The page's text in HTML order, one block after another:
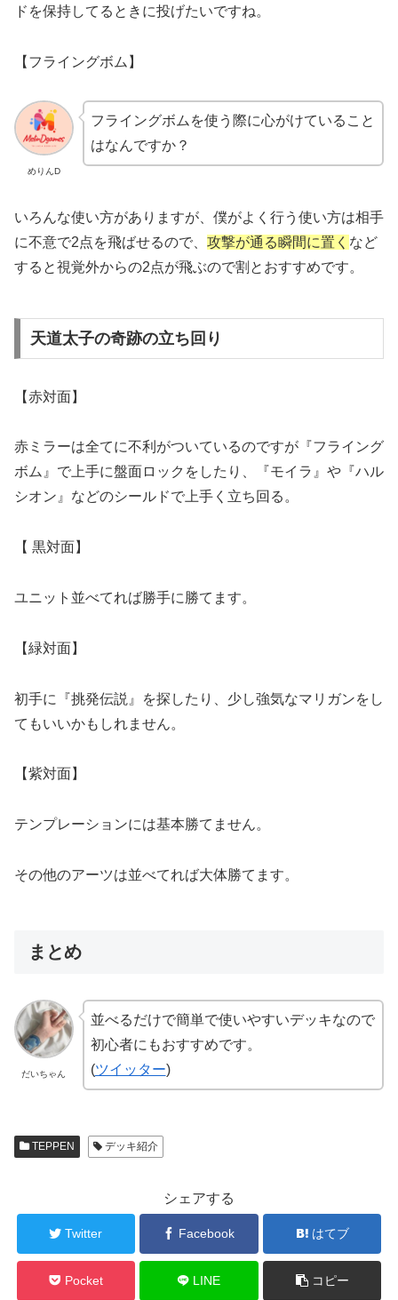
ドを保持してるときに投げたいですね。
【 フライングボム】
めりんD
フライングボム を使う際に心がけていること
はなんですか？
いろんな使い方がありますが、僕がよく行う使い方は相手
に不意で2点を飛ばせるので、 攻撃が通る瞬間に置く など
すると視覚外からの2点が飛ぶので割とおすすめです。
天道太子の奇跡の立ち回り
【赤対面】
赤ミラーは全てに不利がついているのですが『フライング
ボム』で上手に盤面ロックをしたり、『モイラ』や『ハル
シオン』などのシールドで上手く立ち回る。
【 黒対面】
ユニット並べてれば勝手に勝てます。
【緑対面】
初手に『挑発伝説』を探したり、少し強気なマリガンをし
てもいいかもしれません。
【紫対面】
テンプレーションには基本勝てません。
その他のアーツは並べてれば大体勝てます。
まとめ
だいちゃん
並べるだけで簡単で使いやすいデッキなので
初心者にもおすすめです。
(ツイッター)
TEPPEN デッキ紹介
シェアする
Twitter Facebook はてブ
Pocket LINE コピー